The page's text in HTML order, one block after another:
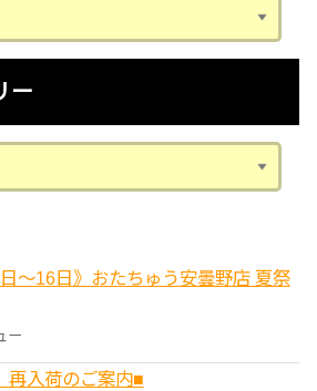
ー
～16日》おたちゅう安曇野店 夏祭
ー
再入荷のご案内■